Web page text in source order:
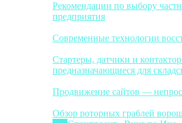
Рекомендации по выбору
предприятия
Современные технологии
Стартеры, датчики и
предназначающиеся для
Продвижение сайтов —
Обзор роторных граблей